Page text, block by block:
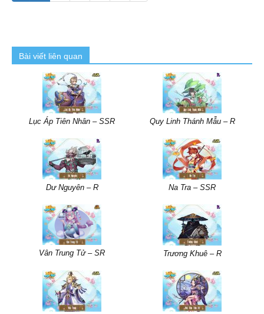
Bài viết liên quan
Lục Áp Tiên Nhân – SSR Quy Linh Thánh Mẫu – R
Dư Nguyên – R Na Tra – SSR
Vân Trung Tử – SR Trương Khuê – R